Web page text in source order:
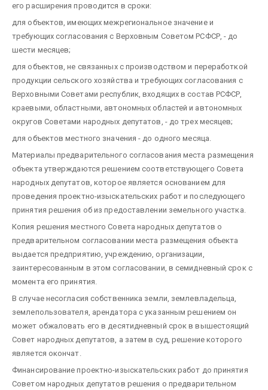
его расширения проводится в сроки:
для объектов, имеющих межрегиональное значение и
требующих согласования с Верховным Советом РСФСР, - до
шести месяцев;
для объектов, не связанных с производством и переработкой
продукции сельского хозяйства и требующих согласования с
Верховными Советами республик, входящих в состав РСФСР,
краевыми, областными, автономных областей и автономных
округов Советами народных депутатов, - до трех месяцев;
для объектов местного значения - до одного месяца.
Материалы предварительного согласования места размещения
объекта утверждаются решением соответствующего Совета
народных депутатов, которое является основанием для
проведения проектно-изыскательских работ и последующего
принятия решения об из предоставлении земельного участка.
Копия решения местного Совета народных депутатов о
предварительном согласовании места размещения объекта
выдается предприятию, учреждению, организации,
заинтересованным в этом согласовании, в семидневный срок с
момента его принятия.
В случае несогласия собственника земли, землевладельца,
землепользователя, арендатора с указанным решением он
может обжаловать его в десятидневный срок в вышестоящий
Совет народных депутатов, а затем в суд, решение которого
является окончат.
Финансирование проектно-изыскательских работ до принятия
Советом народных депутатов решения о предварительном